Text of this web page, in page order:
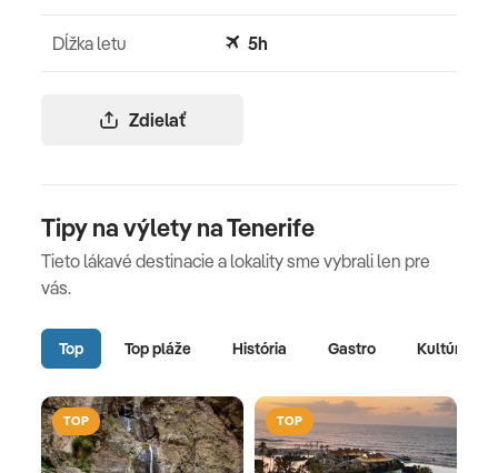
Zdielať
Dĺžka letu 5h
Tipy na výlety na Tenerife
Tieto lákavé destinacie a lokality sme vybrali len pre
vás.
Top Top pláže História Gastro Kultúra
TOP TOP